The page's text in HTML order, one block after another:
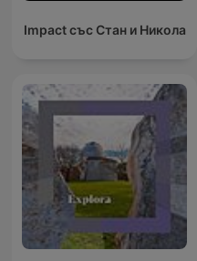
Impact със Стан и Никола